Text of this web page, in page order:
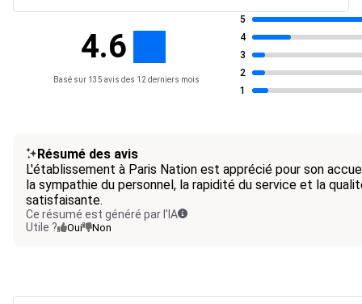
4.6
Basé sur 135 avis des 12 derniers mois
5
4
3
2
1
Résumé des avis
L'établissement à Paris Nation est apprécié pour son
la sympathie du personnel, la rapidité du service et la
satisfaisante.
Ce résumé est généré par l’IA
Utile ?
Oui Non